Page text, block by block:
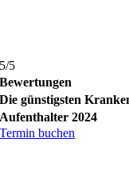
5/5
Bewertungen
Die günstigsten
Aufenthalter 2024
Termin buchen